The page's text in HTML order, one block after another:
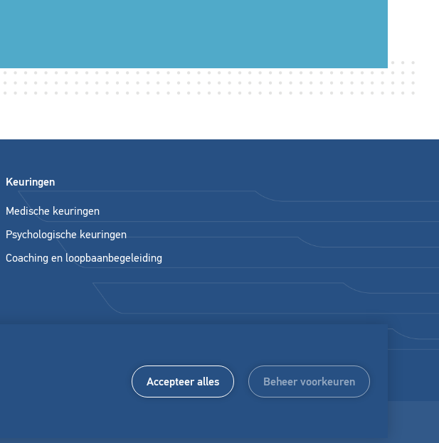
Beheer voorkeuren
Accepteer alles
Keuringen
Medische keuringen
Psychologische keuringen
Coaching en loopbaanbegeleiding